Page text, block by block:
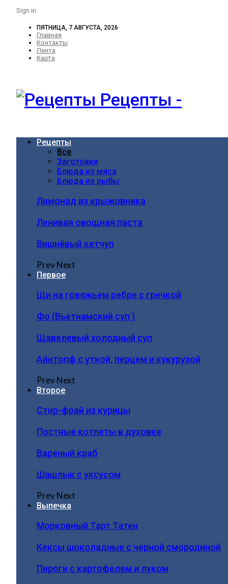
Sign in
ПЯТНИЦА, 7 АВГУСТА, 2026
Главная
Контакты
Лента
Карта
Рецепты -
Рецепты
Все
Заготовки
Блюда из мяса
Блюда из рыбы
Лимонад из крыжовника
Ленивая овощная паста
Вишнёвый кетчуп
PrevNext
Первое
Щи на говяжьем ребре с гречкой
Фо (Вьетнамский суп )
Щавелевый холодный суп
Айнтопф с уткой, перцем и кукурузой
PrevNext
Второе
Стир-фрай из курицы
Постные котлеты в духовке
Вареный краб
Шашлык с уксусом
PrevNext
Выпечка
Морковный Тарт Татен
Кексы шоколадные с черной смородиной
Пироги c картофелем и луком